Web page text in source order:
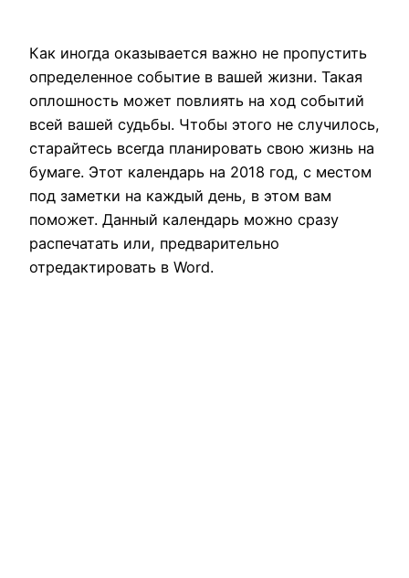
Как иногда оказывается важно не пропустить
определенное событие в вашей жизни. Такая
оплошность может повлиять на ход событий
всей вашей судьбы. Чтобы этого не случилось,
старайтесь всегда планировать свою жизнь на
бумаге. Этот календарь на 2018 год, с местом
под заметки на каждый день, в этом вам
поможет. Данный календарь можно сразу
распечатать или, предварительно
отредактировать в Word.